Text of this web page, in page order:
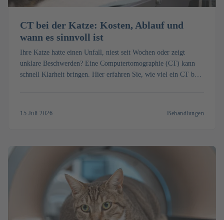
CT bei der Katze: Kosten, Ablauf und
wann es sinnvoll ist
Ihre Katze hatte einen Unfall, niest seit Wochen oder zeigt
unklare Beschwerden? Eine Computertomographie (CT) kann
schnell Klarheit bringen. Hier erfahren Sie, wie viel ein CT bei
15 Juli 2026 Behandlungen